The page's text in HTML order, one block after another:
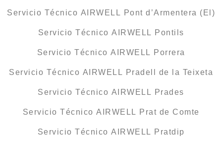
Servicio Técnico AIRWELL Pont d’Armentera (El)
Servicio Técnico AIRWELL Pontils
Servicio Técnico AIRWELL Porrera
Servicio Técnico AIRWELL Pradell de la Teixeta
Servicio Técnico AIRWELL Prades
Servicio Técnico AIRWELL Prat de Comte
Servicio Técnico AIRWELL Pratdip